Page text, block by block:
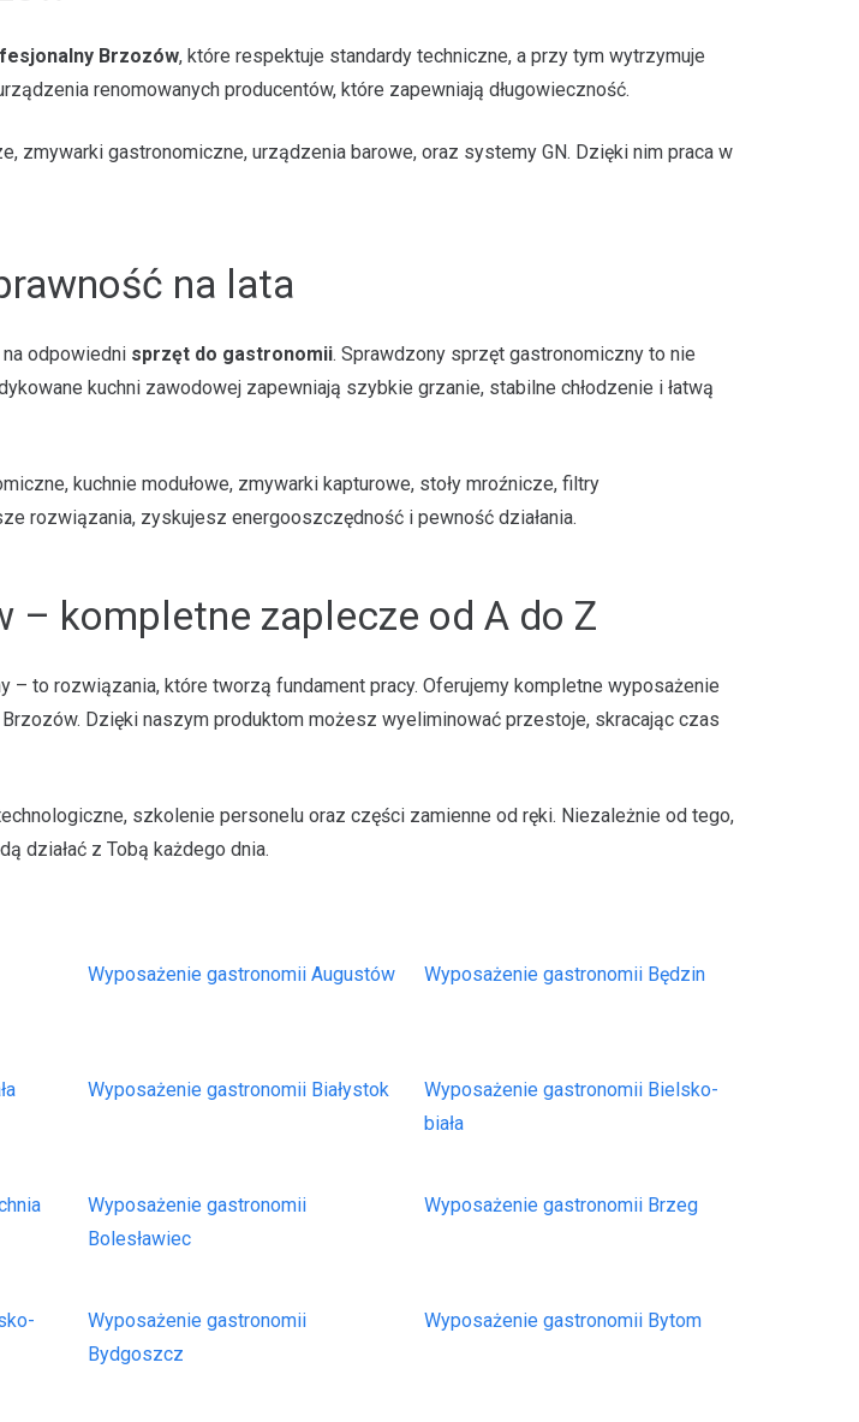
Brzozów, które respektuje standardy techniczne, a przy tym wytrzymuje
renomowanych producentów, które zapewniają długowieczność.
zmywarki gastronomiczne, urządzenia barowe, oraz systemy GN. Dzięki nim praca w
na lata
odpowiedni sprzęt do gastronomii. Sprawdzony sprzęt gastronomiczny to nie
kuchni zawodowej zapewniają szybkie grzanie, stabilne chłodzenie i łatwą
kuchnie modułowe, zmywarki kapturowe, stoły mroźnicze, filtry
rozwiązania, zyskujesz energooszczędność i pewność działania.
– kompletne zaplecze od A do Z
– to rozwiązania, które tworzą fundament pracy. Oferujemy kompletne wyposażenie
Dzięki naszym produktom możesz wyeliminować przestoje, skracając czas
szkolenie personelu oraz części zamienne od ręki. Niezależnie od tego,
działać z Tobą każdego dnia.
Wyposażenie gastronomii Augustów Wyposażenie gastronomii Będzin
Wyposażenie gastronomii Białystok
Wyposażenie gastronomii Bielsko-
biała
Wyposażenie gastronomii
Bolesławiec
Wyposażenie gastronomii Brzeg
Wyposażenie gastronomii
Bydgoszcz
Wyposażenie gastronomii Bytom